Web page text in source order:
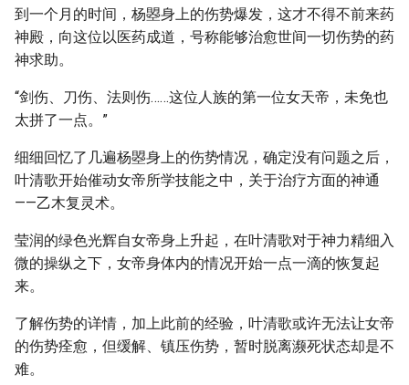
到一个月的时间，杨曌身上的伤势爆发，这才不得不前来药
神殿，向这位以医药成道，号称能够治愈世间一切伤势的药
神求助。
“剑伤、刀伤、法则伤……这位人族的第一位女天帝，未免也
太拼了一点。”
细细回忆了几遍杨曌身上的伤势情况，确定没有问题之后，
叶清歌开始催动女帝所学技能之中，关于治疗方面的神通
——乙木复灵术。
莹润的绿色光辉自女帝身上升起，在叶清歌对于神力精细入
微的操纵之下，女帝身体内的情况开始一点一滴的恢复起
来。
了解伤势的详情，加上此前的经验，叶清歌或许无法让女帝
的伤势痊愈，但缓解、镇压伤势，暂时脱离濒死状态却是不
难。